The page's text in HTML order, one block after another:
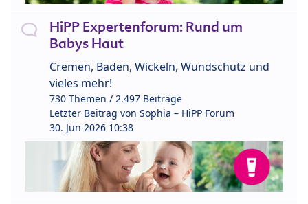
HiPP Expertenforum: Rund um
Babys Haut
Cremen, Baden, Wickeln, Wundschutz und
vieles mehr!
730 Themen / 2.497 Beiträge
Letzter Beitrag von Sophia – HiPP Forum
30. Jun 2026 10:38